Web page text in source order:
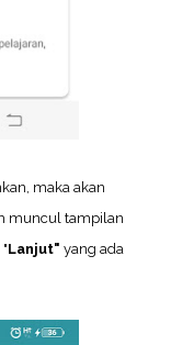
maka akan
muncul tampilan
Lanjut" yang ada